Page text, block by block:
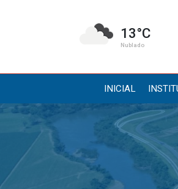
13°C
Nublado
INICIAL
Institucional
A Prefeitura
Gabinete do Prefeito